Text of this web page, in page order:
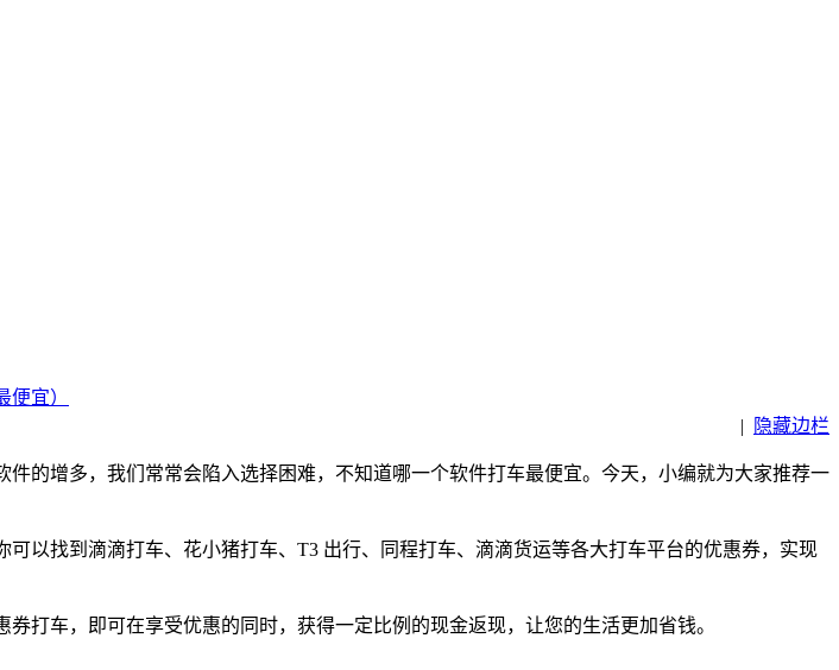
宜）
| 隐藏边栏
的增多，我们常常会陷入选择困难，不知道哪一个软件打车最便宜。今天，小编就为大家推荐一
以找到滴滴打车、花小猪打车、T3 出行、同程打车、滴滴货运等各大打车平台的优惠券，实现
打车，即可在享受优惠的同时，获得一定比例的现金返现，让您的生活更加省钱。